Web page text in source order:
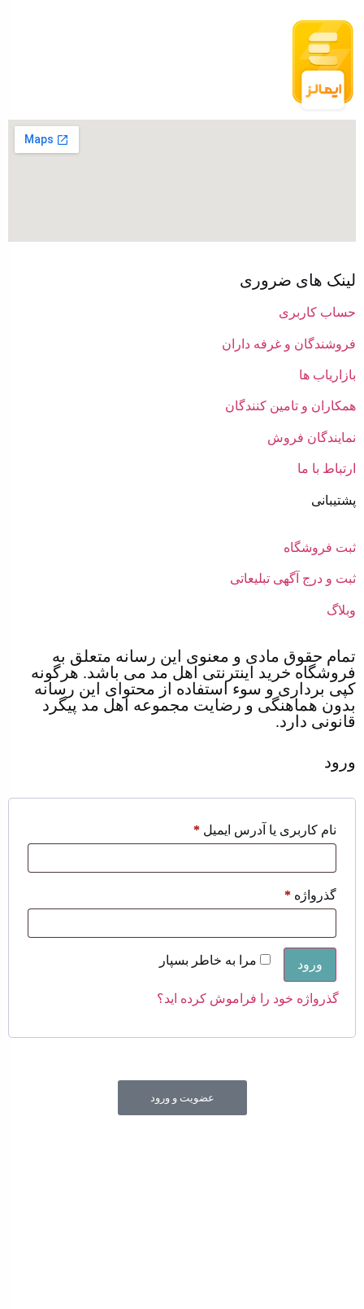
لینک های ضروری
حساب کاربری
فروشندگان و غرفه داران
بازاریاب ها
همکاران و تامین کنندگان
نمایندگان فروش
ارتباط با ما
پشتیبانی
ثبت فروشگاه
ثبت و درج آگهی تبلیعاتی
وبلاگ
تمام حقوق مادی و معنوی این رسانه متعلق به
فروشگاه خرید اینترنتی اهل مد می باشد. هرگونه
کپی برداری و سوء استفاده از محتوای این رسانه
بدون هماهنگی و رضایت مجموعه اهل مد پیگرد
قانونی دارد.
ورود
نام کاربری یا آدرس ایمیل *
گذرواژه *
مرا به خاطر بسپار ورود
گذرواژه خود را فراموش کرده اید؟
عضویت و ورود